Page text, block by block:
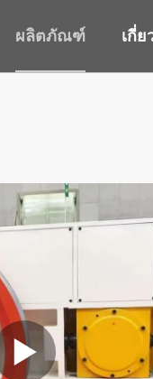
ผลิตภัณฑ์ เกี่ย